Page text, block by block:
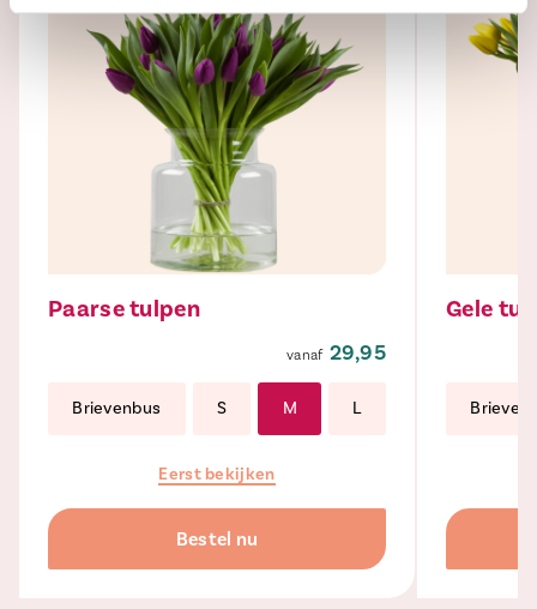
Paarse tulpen
29,95
Brievenbus S M L
Eerst bekijken
Bestel nu
Gele